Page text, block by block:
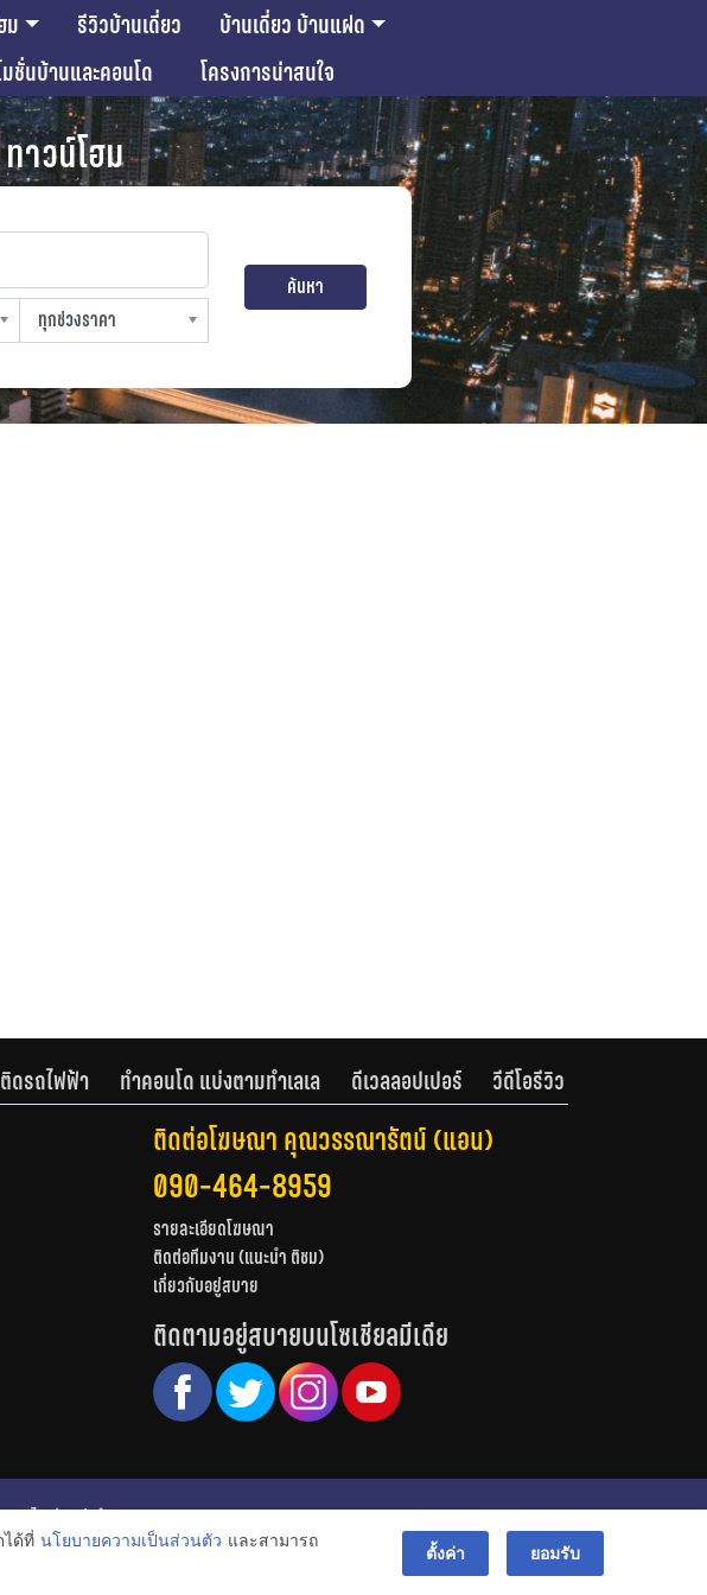
ม รีวิวบ้านเดี่ยว
บ้านเดี่ยว บ้านแฝด
มชั่นบ้านและคอนโด โครงการน่าสนใจ
าวน์โฮม
ทุกช่วงราคา
ค้นหา
ดรถไฟฟ้า ทำคอนโด แบ่งตามทำเลเล ดีเวลลอปเปอร์ วีดีโอรีวิว
ติดต่อโฆษณา คุณวรรณารัตน์ (แอน)
090-464-8959
รายละเอียดโฆษณา
ติดต่อทีมงาน (แนะนำ ติชม)
เกี่ยวกับอยู่สบาย
ติดตามอยู่สบายบนโซเชียลมีเดีย
ว
ไอเดียแต่งบ้าน
© สงวนลิขสิทธิ์ 2556-2564
ได้ที่ นโยบายความเป็นส่วนตัว และสามารถ
ตั้งค่า ยอมรับ